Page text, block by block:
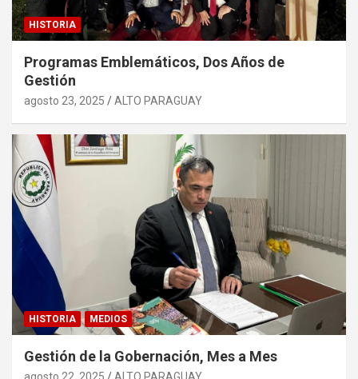
HISTORIA
Programas Emblemáticos, Dos Años de
Gestión
agosto 23, 2025 ALTO PARAGUAY
HISTORIA MEDIOS
Gestión de la Gobernación, Mes a Mes
agosto 22, 2025 ALTO PARAGUAY